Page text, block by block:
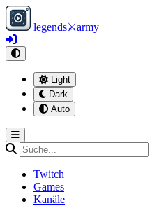
legends⚔army
Light
Dark
Auto
Twitch
Games
Kanäle